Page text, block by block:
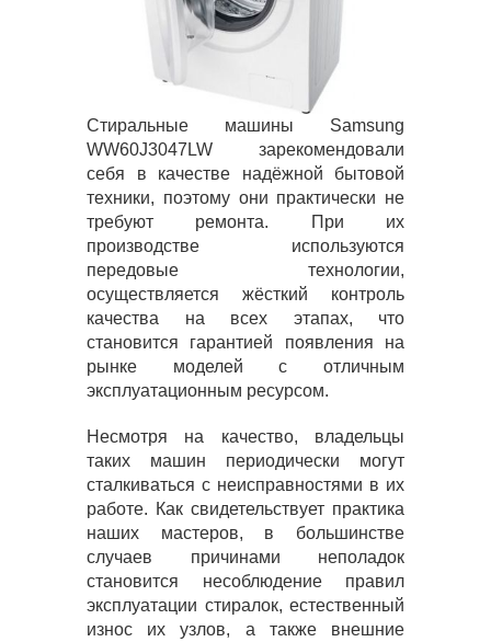
Стиральные машины Samsung
WW60J3047LW зарекомендовали
себя в качестве надёжной бытовой
техники, поэтому они практически не
требуют ремонта. При их
производстве используются
передовые технологии,
осуществляется жёсткий контроль
качества на всех этапах, что
становится гарантией появления на
рынке моделей с отличным
эксплуатационным ресурсом.
Несмотря на качество, владельцы
таких машин периодически могут
сталкиваться с неисправностями в их
работе. Как свидетельствует практика
наших мастеров, в большинстве
случаев причинами неполадок
становится несоблюдение правил
эксплуатации стиралок, естественный
износ их узлов, а также внешние